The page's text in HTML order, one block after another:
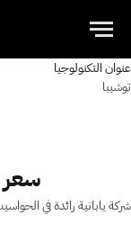
عنوان التكنولوجيا
توشيبا
شركة يابانية رائدة في